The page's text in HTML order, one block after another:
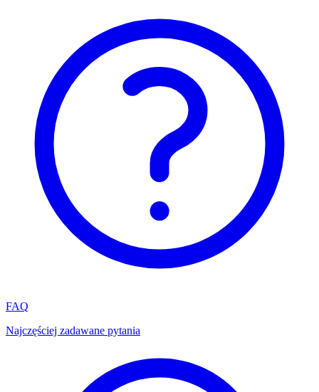
FAQ
Najczęściej zadawane pytania